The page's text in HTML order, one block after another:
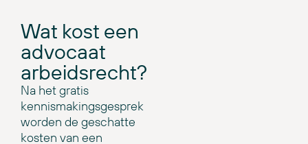
Wat kost een
advocaat
arbeidsrecht?
Na het gratis
kennismakingsgesprek
worden de geschatte
kosten van een